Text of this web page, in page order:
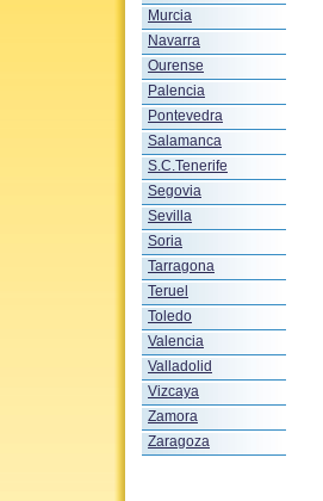
Murcia
Navarra
Ourense
Palencia
Pontevedra
Salamanca
S.C.Tenerife
Segovia
Sevilla
Soria
Tarragona
Teruel
Toledo
Valencia
Valladolid
Vizcaya
Zamora
Zaragoza